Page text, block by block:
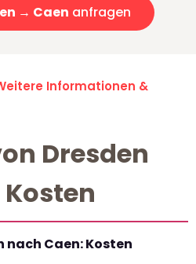
→ Caen anfragen
Informationen &
Dresden
nach Caen: Kosten